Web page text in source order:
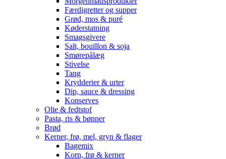
Færdigretter og supper
Grød, mos & puré
Køderstatning
Smagsgivere
Salt, bouillon & soja
Smørepålæg
Stivelse
Tang
Krydderier & urter
Dip, sauce & dressing
Konserves
Olie & fedtstof
Pasta, ris & bønner
Brød
Kerner, frø, mel, gryn & flager
Bagemix
Korn, frø & kerner